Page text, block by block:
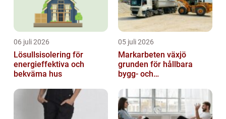
06 juli 2026
Lösullsisolering för
energieffektiva och
bekväma hus
05 juli 2026
Markarbeten växjö
grunden för hållbara
bygg- och